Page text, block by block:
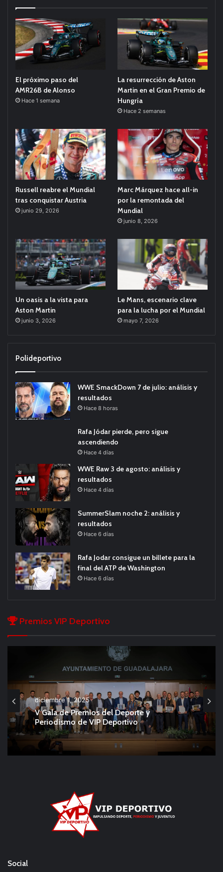
El próximo paso del
AMR26B de Alonso
Hace 1 semana
La resurrección de Aston
Martin en el Gran Premio de
Hungría
Hace 2 semanas
Russell reabre el Mundial
tras conquistar Austria
junio 29, 2026
Marc Márquez hace all-in
por la remontada del
Mundial
junio 8, 2026
Un oasis a la vista para
Aston Martin
junio 3, 2026
Le Mans, escenario clave
para la lucha por el Mundial
mayo 7, 2026
Polideportivo
WWE SmackDown 7 de julio: análisis y
resultados
Hace 8 horas
Rafa Jódar pierde, pero sigue
ascendiendo
Hace 4 días
WWE Raw 3 de agosto: análisis y
resultados
Hace 4 días
SummerSlam noche 2: análisis y
resultados
Hace 6 días
Rafa Jodar consigue un billete para la
final del ATP de Washington
Hace 6 días
Premios VIP Deportivo
diciembre 1, 2025
V Gala de Premios del Deporte y
Periodismo de VIP Deportivo
Social